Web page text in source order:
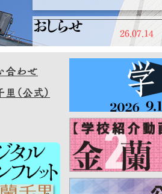
おしらせ 26.07.14
合わせ
（公式）